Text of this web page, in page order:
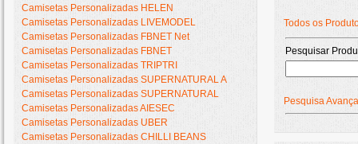
Camisetas Personalizadas HELEN
Camisetas Personalizadas LIVEMODEL
Camisetas Personalizadas FBNET Net
Camisetas Personalizadas FBNET
Camisetas Personalizadas TRIPTRI
Camisetas Personalizadas SUPERNATURAL A
Camisetas Personalizadas SUPERNATURAL
Camisetas Personalizadas AIESEC
Camisetas Personalizadas UBER
Camisetas Personalizadas CHILLI BEANS
Todos os
Pesquisar
Pesquisa